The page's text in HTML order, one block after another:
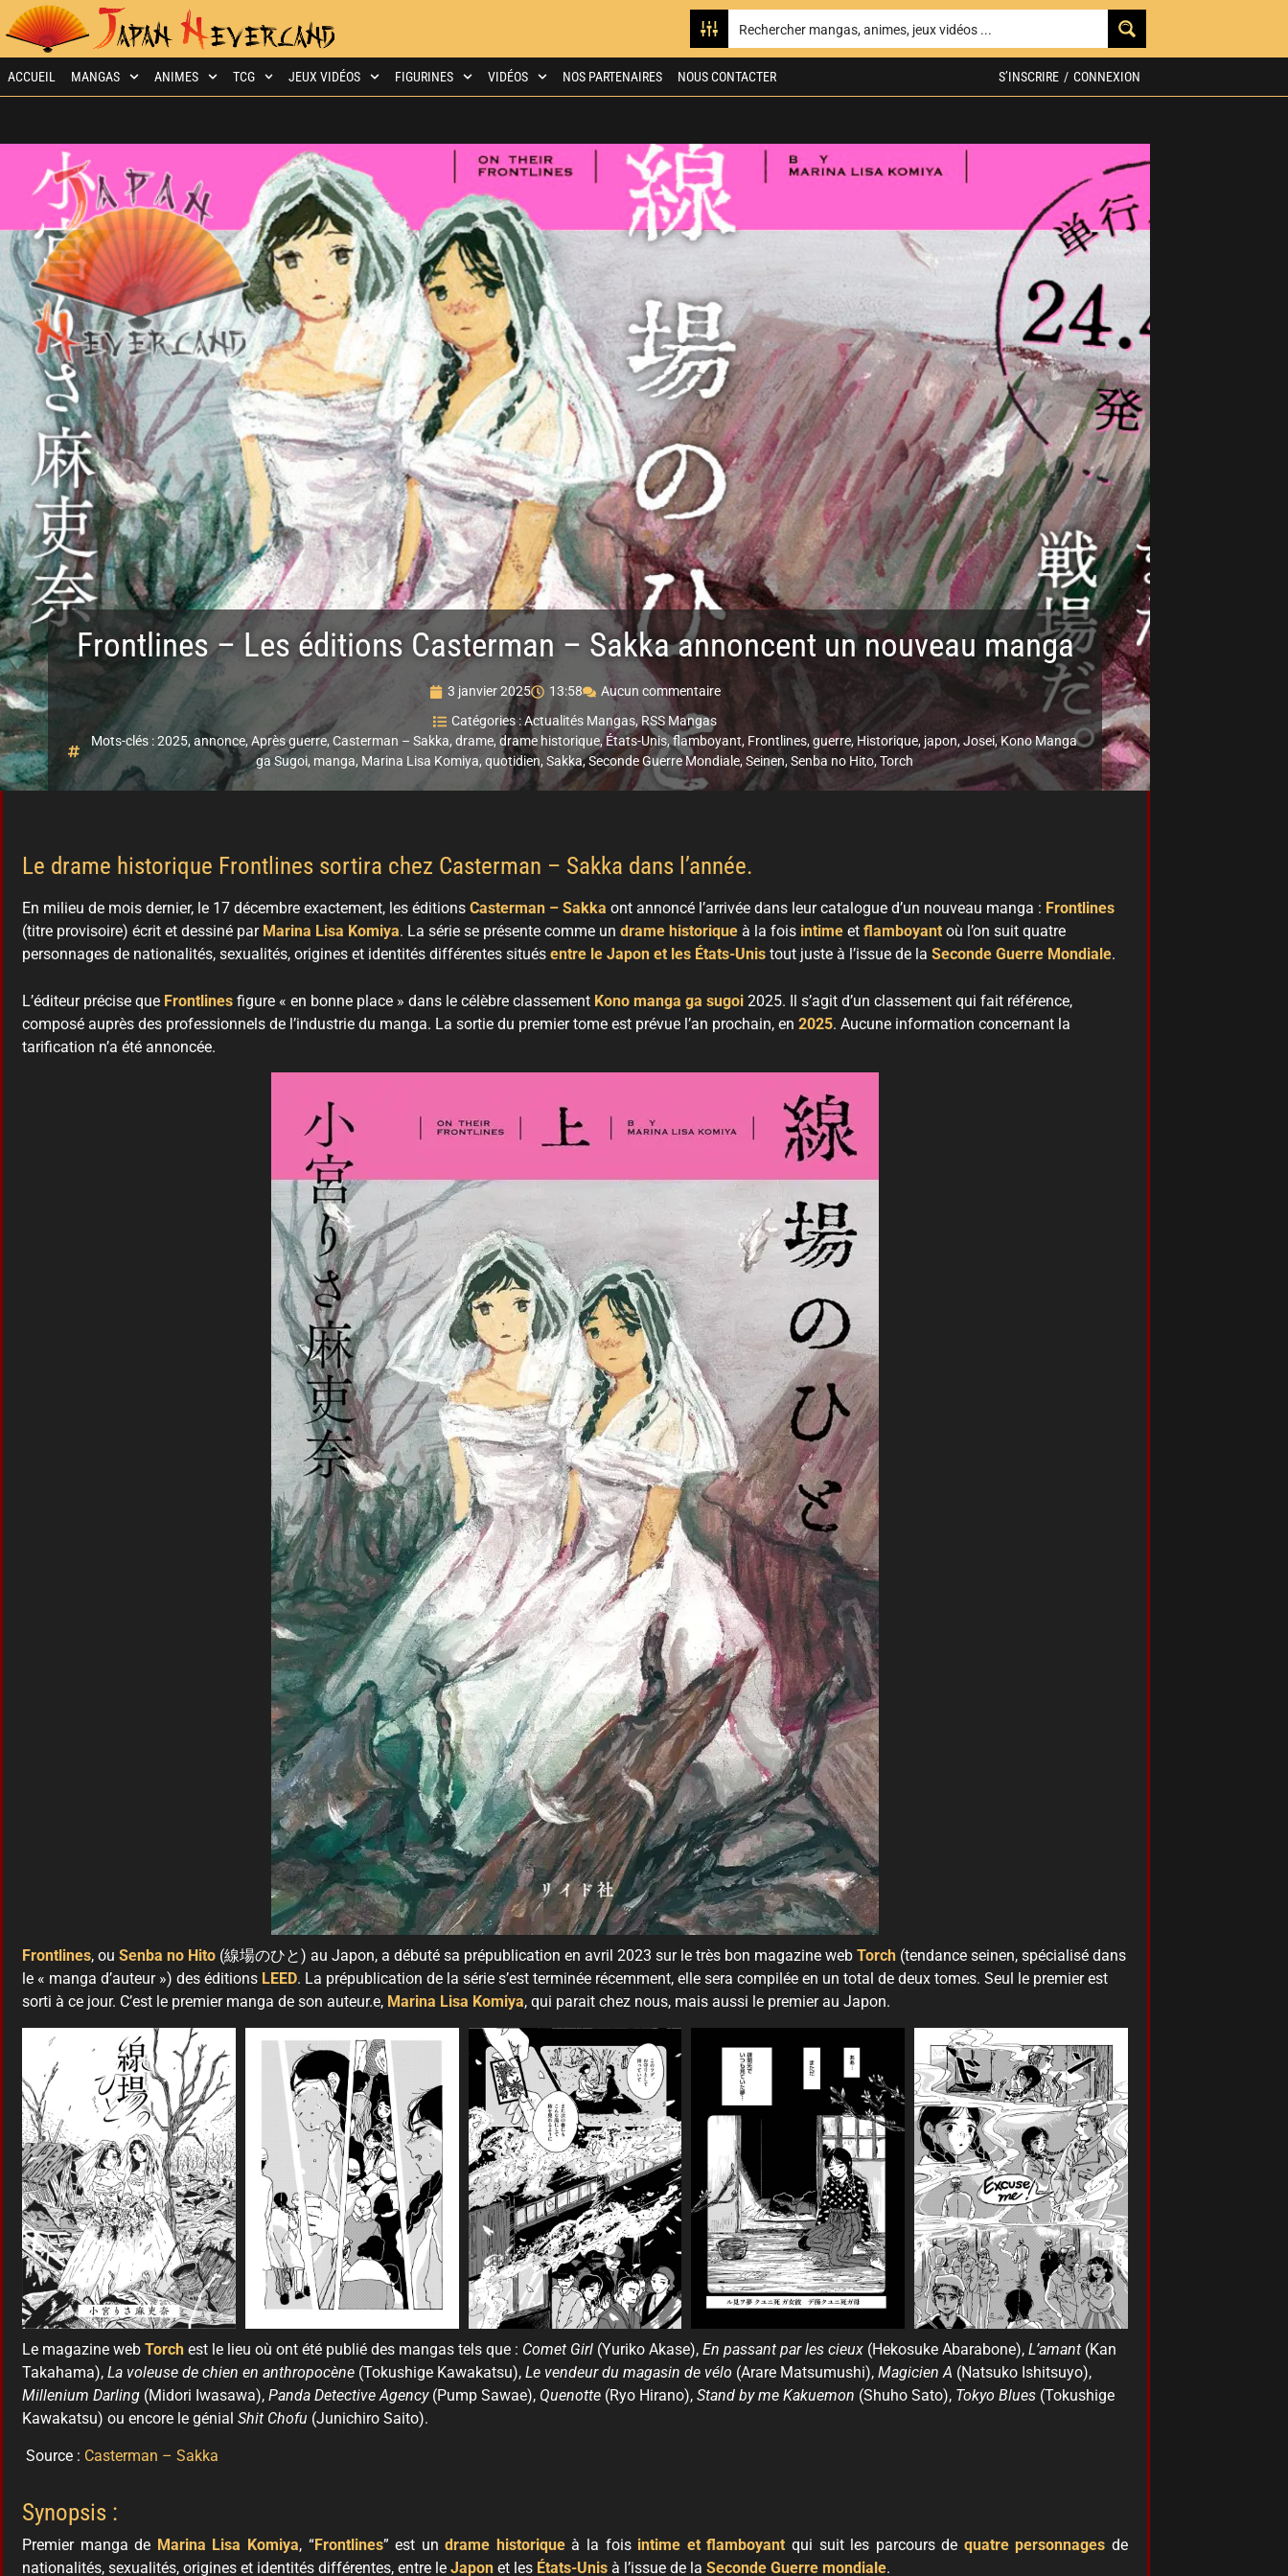
ACCUEIL MANGAS ANIMES TCG JEUX VIDÉOS FIGURINES VIDÉOS NOS PARTENAIRES NOUS CONTACTER S’INSCRIRE / CONNEXION
Frontlines – Les éditions Casterman – Sakka annoncent un nouveau manga
3 janvier 2025 13:58
Aucun commentaire
Catégories :Actualités Mangas, RSS Mangas
Mots-clés :2025, annonce, Après guerre,Casterman – Sakka, drame, drame historique,États-Unis,flamboyant, Frontlines,guerre, Historique, japon,Josei,Kono Manga
ga Sugoi, manga, Marina Lisa Komiya, quotidien,Sakka,Seconde Guerre Mondiale,Seinen, Senba no Hito,Torch
Le drame historique Frontlines sortira chez Casterman – Sakka dans l’année.
En milieu de mois dernier, le 17 décembre exactement, les éditions Casterman – Sakka ont annoncé l’arrivée dans leur catalogue d’un nouveau manga : Frontlines
(titre provisoire) écrit et dessiné par Marina Lisa Komiya. La série se présente comme un drame historique à la fois intime et flamboyant où l’on suit quatre
personnages de nationalités, sexualités, origines et identités différentes situés entre le Japon et les États-Unis tout juste à l’issue de la Seconde Guerre Mondiale.
L’éditeur précise que Frontlines figure « en bonne place » dans le célèbre classement Kono manga ga sugoi 2025. Il s’agit d’un classement qui fait référence,
composé auprès des professionnels de l’industrie du manga. La sortie du premier tome est prévue l’an prochain, en 2025. Aucune information concernant la
tarification n’a été annoncée.
Frontlines, ou Senba no Hito (線場のひと) au Japon, a débuté sa prépublication en avril 2023 sur le très bon magazine web Torch (tendance seinen, spécialisé dans
le « manga d’auteur ») des éditions LEED. La prépublication de la série s’est terminée récemment, elle sera compilée en un total de deux tomes. Seul le premier est
sorti à ce jour. C’est le premier manga de son auteur.e, Marina Lisa Komiya, qui parait chez nous, mais aussi le premier au Japon.
Le magazine web Torch est le lieu où ont été publié des mangas tels que : Comet Girl (Yuriko Akase), En passant par les cieux (Hekosuke Abarabone), L’amant (Kan
Takahama), La voleuse de chien en anthropocène (Tokushige Kawakatsu), Le vendeur du magasin de vélo (Arare Matsumushi), Magicien A (Natsuko Ishitsuyo),
Millenium Darling (Midori Iwasawa), Panda Detective Agency(Pump Sawae), Quenotte (Ryo Hirano), Stand by me Kakuemon (Shuho Sato), Tokyo Blues (Tokushige
Kawakatsu) ou encore le génial Shit Chofu (Junichiro Saito).
Source : Casterman – Sakka
Synopsis :
Premier manga de Marina Lisa Komiya, “Frontlines” est undrame historiqueà la fois intime et flamboyant qui suit les parcours de quatre personnages de
nationalités, sexualités, origines et identités différentes, entre le Japon et les États-Unis à l’issue de la Seconde Guerre mondiale.